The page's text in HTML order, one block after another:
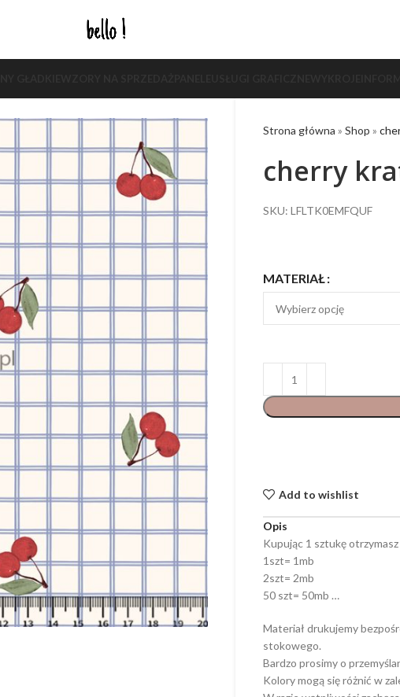
Strona główna » Shop »
cherry
SKU: LFLTK0EMFQUF
MATERIAŁ
Add to wishlist
Opis
Kupując 1 sztukę otrzymasz
1szt= 1mb
2szt= 2mb
50 szt= 50mb …
Materiał drukujemy
stokowego.
Bardzo prosimy o
Kolory mogą się różnić w